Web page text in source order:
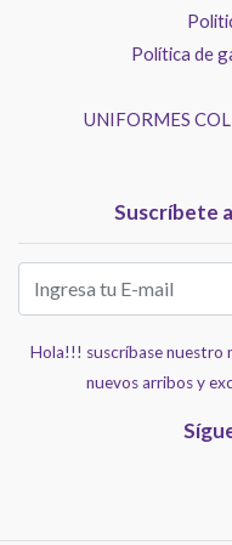
Política de
UNIFORMES
Suscríbete
Hola!!! suscríbase nuestro
nuevos arribos y